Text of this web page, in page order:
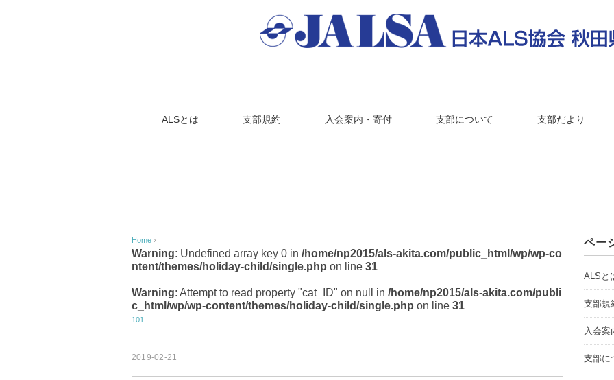
ALSとは 支部規約 入会案内・寄付 支部について 支部だより
Home ›
Warning: Undefined array key 0 in /home/np2015/als-akita.com/public_html/wp/wp-co
ntent/themes/holiday-child/single.php on line 31
Warning: Attempt to read property "cat_ID" on null in /home/np2015/als-akita.com/publi
c_html/wp/wp-content/themes/holiday-child/single.php on line 31
101
2019-02-21
ペー
ALSと
支部規
入会案
支部に